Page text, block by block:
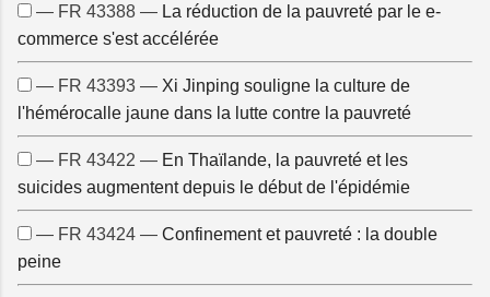
— FR 43388 — La réduction de la pauvreté par le e-
commerce s'est accélérée
— FR 43393 — Xi Jinping souligne la culture de
l'hémérocalle jaune dans la lutte contre la pauvreté
— FR 43422 — En Thaïlande, la pauvreté et les
suicides augmentent depuis le début de l'épidémie
— FR 43424 — Confinement et pauvreté : la double
peine